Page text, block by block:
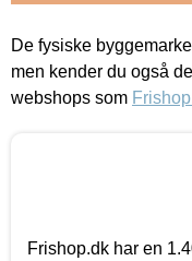
De fysiske
men kender du også
webshops som
Frishop.dk har en